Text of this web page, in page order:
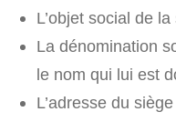
L’objet social de
La dénomination
le nom qui lui est
L’adresse du